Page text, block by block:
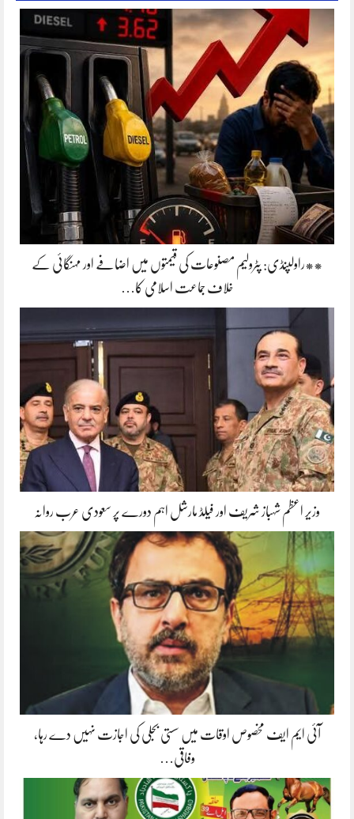
**راولپنڈی: پٹرولیم مصنوعات کی قیمتوں میں اضافے اور مہنگائی کے
خلاف جماعت اسلامی کا…
وزیر اعظم شہباز شریف اور فیلڈ مارشل اہم دورے پر سعودی عرب روانہ
آئی ایم ایف مخصوص اوقات میں سستی بجلی کی اجازت نہیں دے رہا،
وفاقی…